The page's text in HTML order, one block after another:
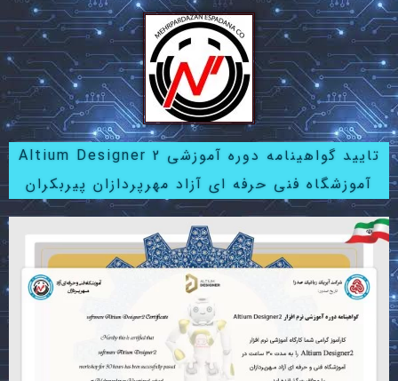
تایید گواهینامه دوره آموزشی Altium Designer 2
آموزشگاه فنی حرفه ای آزاد مهرپردازان پیربکران